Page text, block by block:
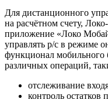
Для дистанционного
на расчётном счету,
приложение «Локо
управлять р/с в режиме
функционал мобильного
различных операций,
отслеживание
контроль остатков